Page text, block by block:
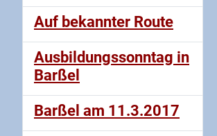
Auf bekannter Route
Ausbildungssonntag in
Barßel
Barßel am 11.3.2017